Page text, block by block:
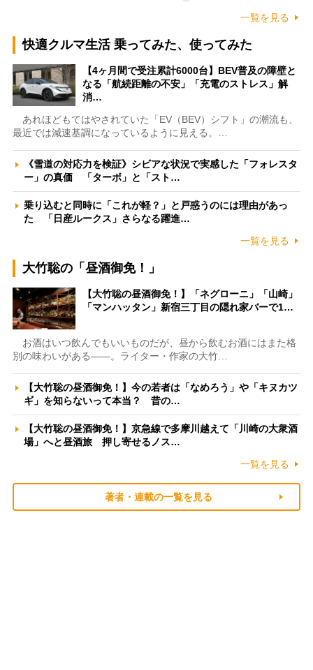
一覧を見る
快適クルマ生活 乗ってみた、使ってみた
【4ヶ月間で受注累計6000台】BEV普及の障壁と
なる「航続距離の不安」「充電のストレス」解
消…
あれほどもてはやされていた「EV（BEV）シフト」の潮流も、
最近では減速基調になっているように見える。…
《雪道の対応力を検証》シビアな状況で実感した「フォレスタ
ー」の真価 「ターボ」と「スト…
乗り込むと同時に「これが軽？」と戸惑うのには理由があっ
た 「日産ルークス」さらなる躍進…
一覧を見る
大竹聡の「昼酒御免！」
【大竹聡の昼酒御免！】「ネグローニ」「山崎」
「マンハッタン」新宿三丁目の隠れ家バーで1…
お酒はいつ飲んでもいいものだが、昼から飲むお酒にはまた格
別の味わいがある――。ライター・作家の大竹…
【大竹聡の昼酒御免！】今の若者は「なめろう」や「キヌカツ
ギ」を知らないって本当？ 昔の…
【大竹聡の昼酒御免！】京急線で多摩川越えて「川崎の大衆酒
場」へと昼酒旅 押し寄せるノス…
一覧を見る
著者・連載の一覧を見る